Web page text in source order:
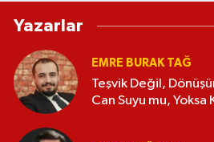
Yazarlar
EMRE BURAK TAĞ
Teşvik Değil,
Can Suyu mu, Yoksa